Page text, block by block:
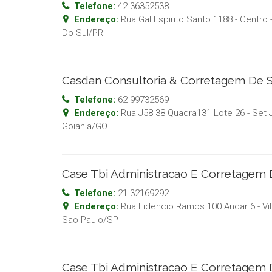
Telefone: 42 36352538
Endereço: Rua Gal Espirito Santo 1188 - Centro
Do Sul/PR
Casdan Consultoria & Corretagem De
Telefone: 62 99732569
Endereço: Rua J58 38 Quadra131 Lote 26 - Set
Goiania/GO
Case Tbi Administracao E Corretagem
Telefone: 21 32169292
Endereço: Rua Fidencio Ramos 100 Andar 6 -
Sao Paulo/SP
Case Tbi Administracao E Corretagem